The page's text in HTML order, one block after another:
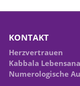
KONTAKT
Herzvertrauen
Kabbala
Numerologische